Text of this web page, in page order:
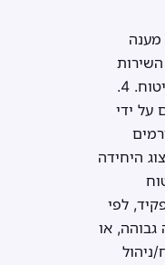
העירונית, הדין והנחיות הממונים. 2. מתן מענה
שהוגדרו. 3. ריכוז וסיוע בהשלמת מסמכים, איסוף מידע מגורמים פנים וחוץ עירוניים וקידום הטיפול בתביעות הביטוח. 4.
המנוהלים על ידי
לאישור הגורמים הרלוונטיים וייצוג היחידה בפורומים ובוועדות רלוונטיות. 8. ייצוג היחידה
במסגרת התפקיד, לפי
גבוהה, או
הביטוח/ניהול